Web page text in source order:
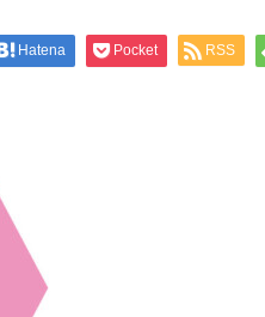
Hatena Pocket RSS